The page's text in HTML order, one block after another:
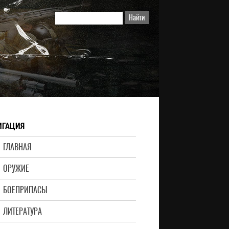
ГЛАВНАЯ
ОРУЖИЕ
БОЕПРИПАСЫ
ЛИТЕРАТУРА